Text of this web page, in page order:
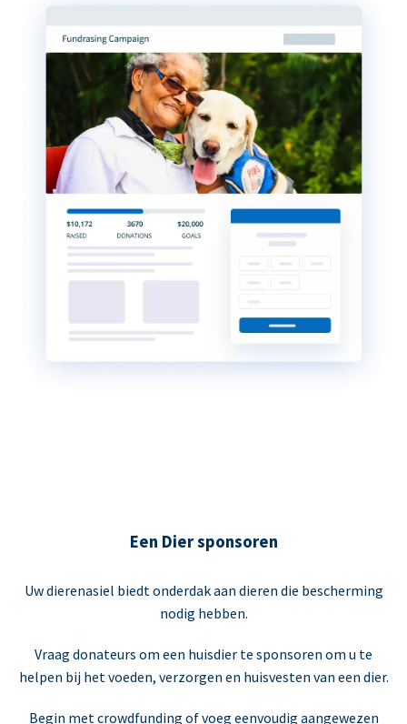
Een Dier sponsoren
Uw dierenasiel biedt onderdak aan dieren die bescherming
nodig hebben.
Vraag donateurs om een huisdier te sponsoren om u te
helpen bij het voeden, verzorgen en huisvesten van een dier.
Begin met crowdfunding of voeg eenvoudig aangewezen